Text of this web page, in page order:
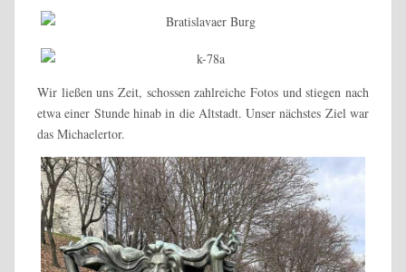
Wir ließen uns Zeit, schossen zahlreiche Fotos und stiegen nach
etwa einer Stunde hinab in die Altstadt. Unser nächstes Ziel war
das Michaelertor.